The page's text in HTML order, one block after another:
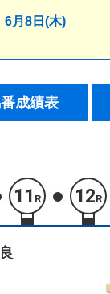
6月8日(木)
成績表
11 R 12R
良